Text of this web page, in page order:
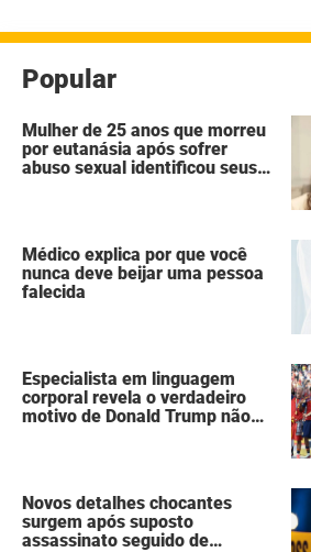
Popular
Mulher de 25 anos que morreu
por eutanásia após sofrer
abuso sexual identificou seus
Médico explica por que você
nunca deve beijar uma pessoa
falecida
Especialista em linguagem
corporal revela o verdadeiro
motivo de Donald Trump não
Novos detalhes chocantes
surgem após suposto
assassinato seguido de